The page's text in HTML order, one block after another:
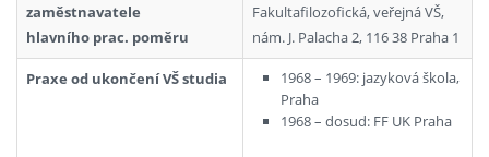
zaměstnavatele
hlavního prac. poměru
Fakultafilozofická, veřejná VŠ,
nám. J. Palacha 2, 116 38 Praha 1
Praxe od ukončení VŠ studia
1968 – 1969: jazyková škola,
Praha
1968 – dosud: FF UK Praha